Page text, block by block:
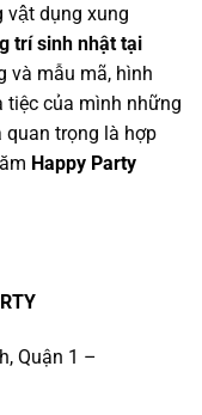
vật dụng xung
trí sinh nhật tại
và mẫu mã, hình
tiệc của mình những
quan trọng là hợp
Happy Party
Quận 1 –